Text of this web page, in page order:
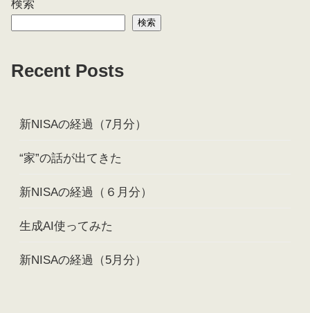
検索
検索
Recent Posts
新NISAの経過（7月分）
“家”の話が出てきた
新NISAの経過（６月分）
生成AI使ってみた
新NISAの経過（5月分）